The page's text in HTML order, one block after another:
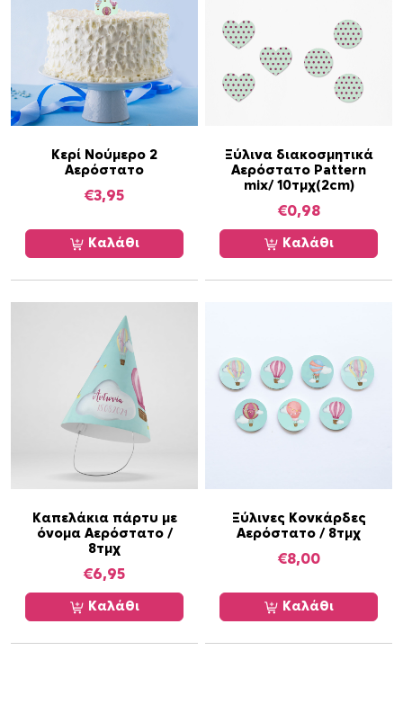
Κερί Νούμερο 2
Αερόστατο
€3,95
Καλάθι
Ξύλινα διακοσμητικά
Αερόστατο Pattern
mix/ 10τμχ(2cm)
€0,98
Καλάθι
Καπελάκια πάρτυ με
όνομα Αερόστατο /
8τμχ
€6,95
Καλάθι
Ξύλινες Κονκάρδες
Αερόστατο / 8τμχ
€8,00
Καλάθι